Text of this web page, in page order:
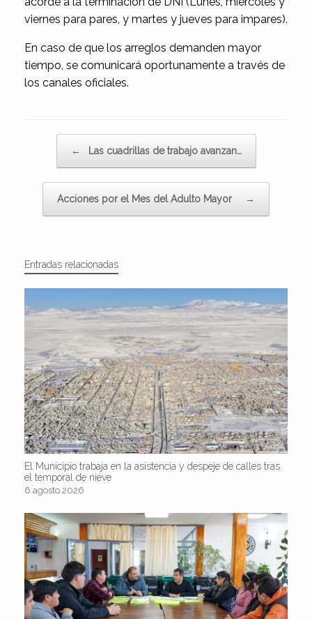
viernes para pares, y martes y jueves para impares).
En caso de que los arreglos demanden mayor
tiempo, se comunicará oportunamente a través de
los canales oficiales.
← Las cuadrillas de trabajo avanzan…
Acciones por el Mes del Adulto Mayor →
Entradas relacionadas
El Municipio trabaja en la asistencia y despeje de calles tras
el temporal de nieve
6 agosto 2026